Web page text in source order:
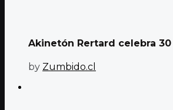
Akinetón Rertard celebra
by Zumbido.cl